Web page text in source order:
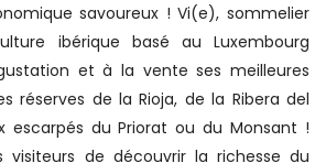
savoureux ! Vi(e), sommelier
ibérique basé au Luxembourg
et à la vente ses meilleures
réserves de la Rioja, de la Ribera del
escarpés du Priorat ou du Monsant !
visiteurs de découvrir la richesse du